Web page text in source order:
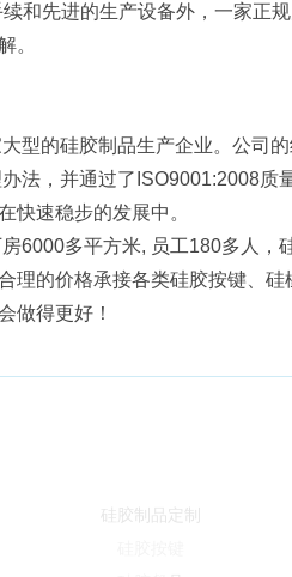
先进的生产设备外，一家正规
。
型的硅胶制品生产企业。公司
法，并通过了ISO9001:2008
快速稳步的发展中。
6000多平方米, 员工180多人，
理的价格承接各类硅胶按键、
做得更好！
硅胶制品定制